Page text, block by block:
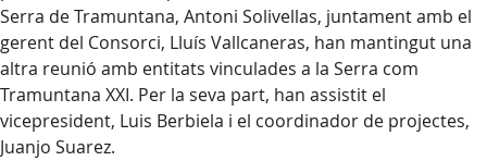
Serra de Tramuntana, Antoni Solivellas, juntament amb el
gerent del Consorci, Lluís Vallcaneras, han mantingut una
altra reunió amb entitats vinculades a la Serra com
Tramuntana XXI. Per la seva part, han assistit el
vicepresident, Luis Berbiela i el coordinador de projectes,
Juanjo Suarez.